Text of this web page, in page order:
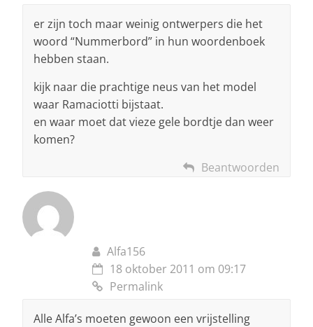
er zijn toch maar weinig ontwerpers die het
woord “Nummerbord” in hun woordenboek
hebben staan.
kijk naar die prachtige neus van het model
waar Ramaciotti bijstaat.
en waar moet dat vieze gele bordtje dan weer
komen?
Beantwoorden
Alfa156
18 oktober 2011 om 09:17
Permalink
Alle Alfa’s moeten gewoon een vrijstelling